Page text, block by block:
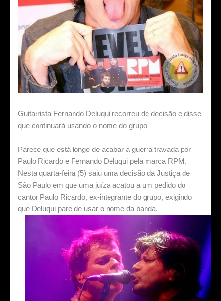
Guitarrista Fernando Deluqui recorreu de decisão e disse
que continuará usando o nome do grupo
Parece que está longe de acabar a guerra travada por
Paulo Ricardo e Fernando Deluqui pela marca RPM.
Nesta quarta-feira (5) saiu uma decisão da Justiça de
São Paulo em que uma juíza acatou a um pedido do
cantor Paulo Ricardo, ex-integrante do grupo, exigindo
que Deluqui pare de usar o nome da banda.